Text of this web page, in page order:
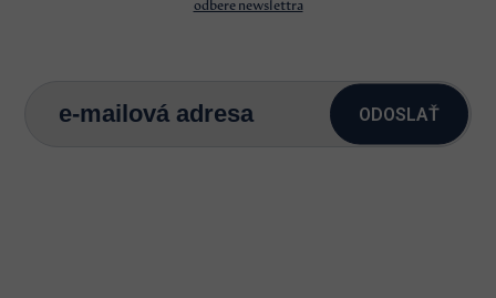
odbere newslettra
ODOSLAŤ